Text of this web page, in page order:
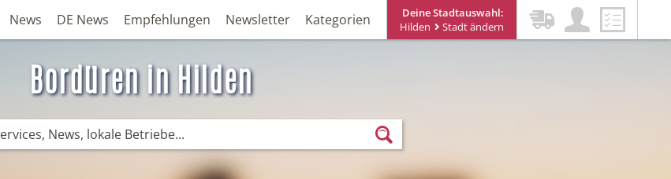
Deine Stadtauswahl:
Hilden
Stadt ändern
News DE News Empfehlungen Newsletter Kategorien
Bordüren in Hilden